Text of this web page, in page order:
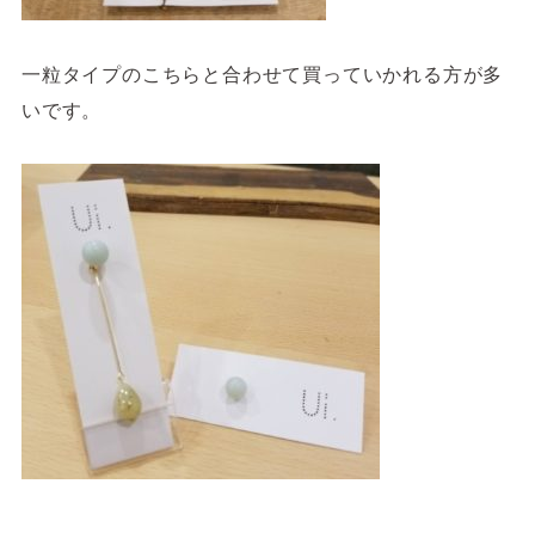
一粒タイプのこちらと合わせて買っていかれる方が多
いです。